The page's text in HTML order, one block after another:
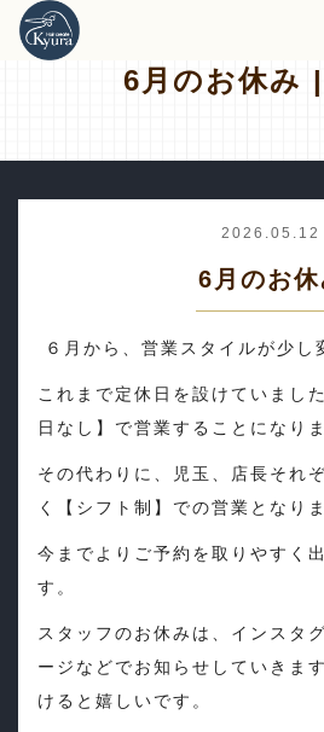
6月のお休み
2026.05.12
6月のお休
６月から、営業スタイルが少し
これまで定休日を設けていまし
日なし】で営業することになり
その代わりに、児玉、店長それ
く【シフト制】での営業となりま
今までよりご予約を取りやすく
す。
スタッフのお休みは、インスタ
ージなどでお知らせしていきま
けると嬉しいです。